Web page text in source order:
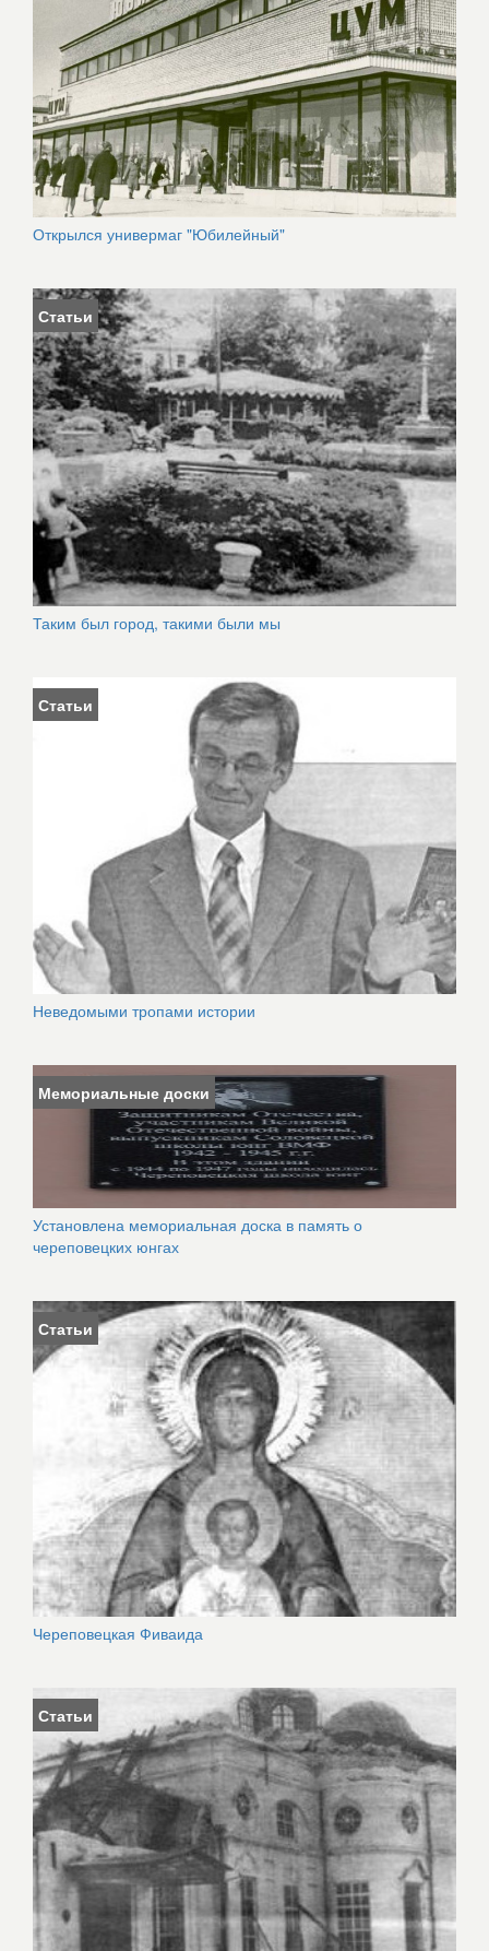
Открылся универмаг "Юбилейный"
Статьи
Таким был город, такими были мы
Статьи
Неведомыми тропами истории
Мемориальные доски
Установлена мемориальная доска в память о
череповецких юнгах
Статьи
Череповецкая Фиваида
Статьи